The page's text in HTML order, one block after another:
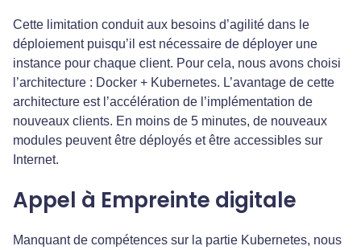
Cette limitation conduit aux besoins d’agilité dans le
déploiement puisqu’il est nécessaire de déployer une
instance pour chaque client. Pour cela, nous avons choisi
l’architecture : Docker + Kubernetes. L’avantage de cette
architecture est l’accélération de l’implémentation de
nouveaux clients. En moins de 5 minutes, de nouveaux
modules peuvent être déployés et être accessibles sur
Internet.
Appel à Empreinte digitale
Manquant de compétences sur la partie Kubernetes, nous